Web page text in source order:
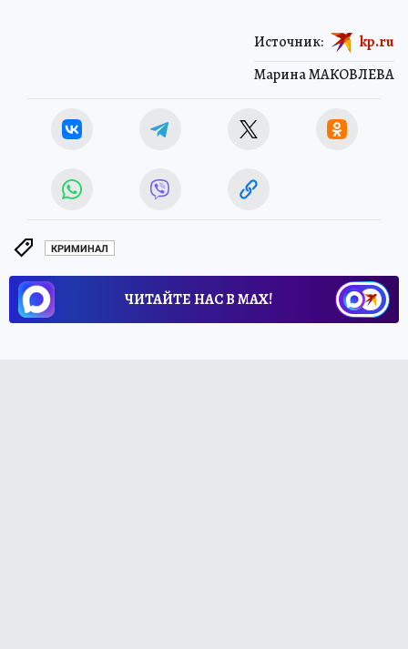
Марина МАКОВЛЕВА
Источник: kp.ru
КРИМИНАЛ
ЧИТАЙТЕ НАС В МАХ!